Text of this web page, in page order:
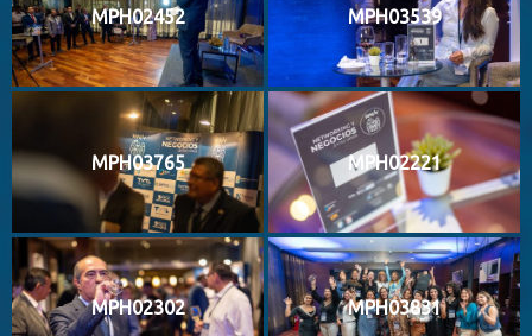
MPH02452 MPH03539
MPH03765 MPH02221
MPH02302 MPH03831